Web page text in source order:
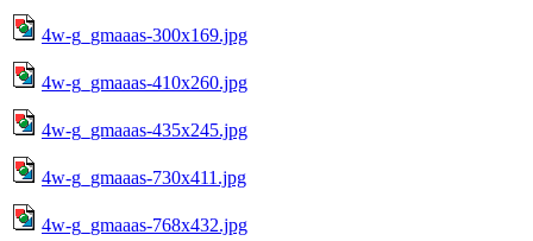
4w-g_gmaaas-300x169.jpg
4w-g_gmaaas-410x260.jpg
4w-g_gmaaas-435x245.jpg
4w-g_gmaaas-730x411.jpg
4w-g_gmaaas-768x432.jpg